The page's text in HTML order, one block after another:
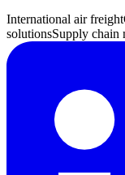
International air freight
solutionsSupply chain